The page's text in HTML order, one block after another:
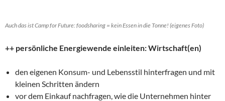
Auch das ist Camp for Future: foodsharing = kein Essen in die Tonne! (eigenes Foto)
++ persönliche Energiewende einleiten: Wirtschaft(en)
den eigenen Konsum- und Lebensstil hinterfragen und mit
kleinen Schritten ändern
vor dem Einkauf nachfragen, wie die Unternehmen hinter